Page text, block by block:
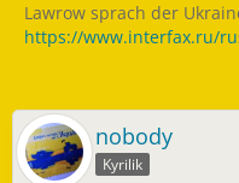
Lawrow sprach der
https://www.interfax.ru/
nobody
Kyrilik